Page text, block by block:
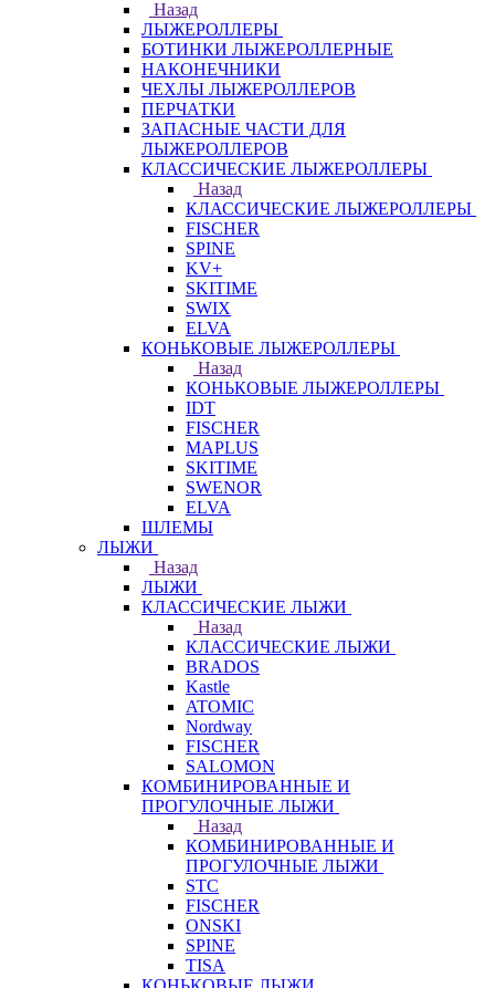
Назад
ЛЫЖЕРОЛЛЕРЫ
БОТИНКИ ЛЫЖЕРОЛЛЕРНЫЕ
НАКОНЕЧНИКИ
ЧЕХЛЫ ЛЫЖЕРОЛЛЕРОВ
ПЕРЧАТКИ
ЗАПАСНЫЕ ЧАСТИ ДЛЯ
ЛЫЖЕРОЛЛЕРОВ
КЛАССИЧЕСКИЕ ЛЫЖЕРОЛЛЕРЫ
Назад
КЛАССИЧЕСКИЕ ЛЫЖЕРОЛЛЕРЫ
FISCHER
SPINE
KV+
SKITIME
SWIX
ELVA
КОНЬКОВЫЕ ЛЫЖЕРОЛЛЕРЫ
Назад
КОНЬКОВЫЕ ЛЫЖЕРОЛЛЕРЫ
IDT
FISCHER
MAPLUS
SKITIME
SWENOR
ELVA
ШЛЕМЫ
ЛЫЖИ
Назад
ЛЫЖИ
КЛАССИЧЕСКИЕ ЛЫЖИ
Назад
КЛАССИЧЕСКИЕ ЛЫЖИ
BRADOS
Kastle
ATOMIC
Nordway
FISCHER
SALOMON
КОМБИНИРОВАННЫЕ И
ПРОГУЛОЧНЫЕ ЛЫЖИ
Назад
КОМБИНИРОВАННЫЕ И
ПРОГУЛОЧНЫЕ ЛЫЖИ
STC
FISCHER
ONSKI
SPINE
TISA